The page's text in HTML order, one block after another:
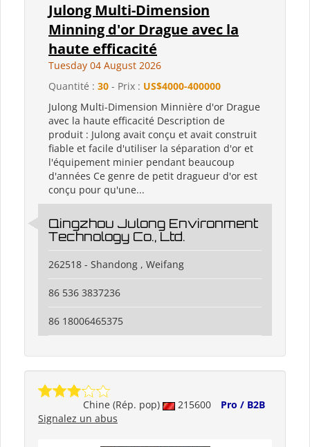
Julong Multi-Dimension
Minning d'or Drague avec la
haute efficacité
Tuesday 04 August 2026
Quantité : 30 - Prix : US$4000-400000
Julong Multi-Dimension Minnière d'or Drague
avec la haute efficacité Description de
produit : Julong avait conçu et avait construit
fiable et facile d'utiliser la séparation d'or et
l'équipement minier pendant beaucoup
d'années Ce genre de petit dragueur d'or est
conçu pour qu'une...
Qingzhou Julong Environment
Technology Co., Ltd.
262518 - Shandong , Weifang
86 536 3837236
86 18006465375
Chine (Rép. pop) 215600
Pro / B2B
Signalez un abus